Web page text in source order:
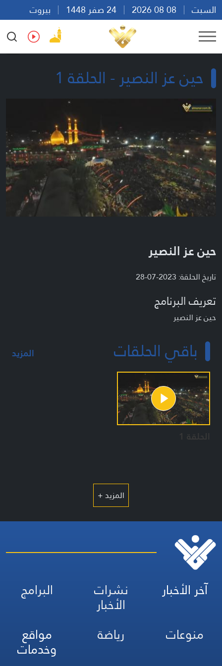
السبت
بيروت
09:32
Ar En Fr Es
حين عز النصير - الحلقة 1
حين عز النصير
تاريخ الحلقة: 2023-07-28
تعريف البرنامج
حين عز النصير
باقي الحلقات المزيد
الحلقة 1
المزيد +
آخر الأخبار نشرات
الأخبار
البرامج
منوعات
رياضة مواقع
وخدمات